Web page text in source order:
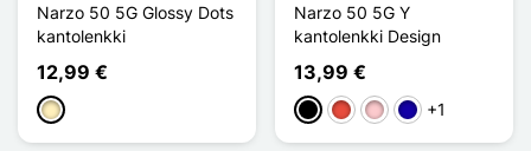
Narzo 50 5G Glossy Dots
kantolenkki
12,99 €
Doré
Narzo 50 5G Y
kantolenkki Design
13,99 €
MustaPunainen
PinkkiBleu Foncé
+1